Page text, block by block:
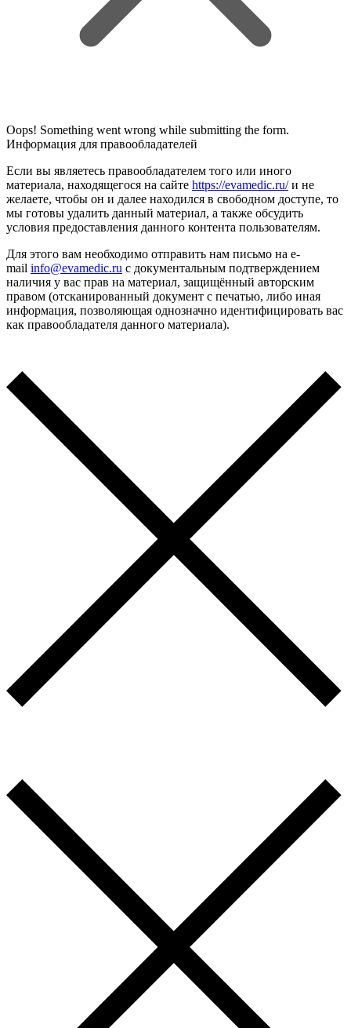
Oops! Something went wrong while submitting the form.
Информация для правообладателей
Если вы являетесь правообладателем того или иного
материала, находящегося на сайте https://evamedic.ru/и не
желаете, чтобы он и далее находился в свободном доступе, то
мы готовы удалить данный материал, а также обсудить
условия предоставления данного контента пользователям.
Для этого вам необходимо отправить нам письмо на e-
mail info@evamedic.ru с документальным подтверждением
наличия у вас прав на материал, защищённый авторским
правом (отсканированный документ с печатью, либо иная
информация, позволяющая однозначно идентифицировать вас
как правообладателя данного материала).